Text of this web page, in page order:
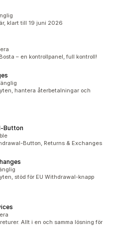
klart till 19 juni 2026
– en kontrollpanel, full kontroll!
hantera återbetalningar och
Button, Returns & Exchanges
stöd för EU Withdrawal-knapp
Allt i en och samma lösning för